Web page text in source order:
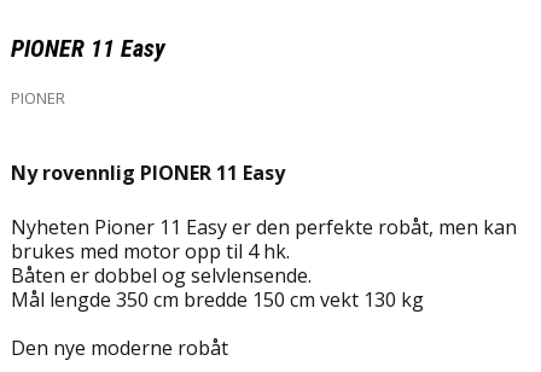
PIONER 11 Easy
PIONER
Ny rovennlig PIONER 11 Easy
Nyheten Pioner 11 Easy er den perfekte robåt, men kan
brukes med motor opp til 4 hk.
Båten er dobbel og selvlensende.
Mål lengde 350 cm bredde 150 cm vekt 130 kg
Den nye moderne robåt